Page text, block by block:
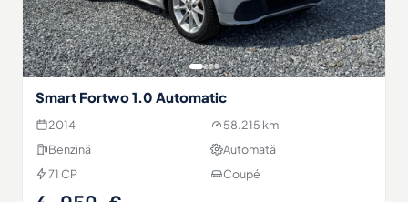
Smart Fortwo 1.0 Automatic
2014
58.215 km
Benzină
Automată
71 CP
Coupé